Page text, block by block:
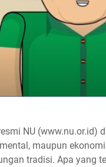
NU (www.nu.or.id)
maupun
tradisi. Apa yang